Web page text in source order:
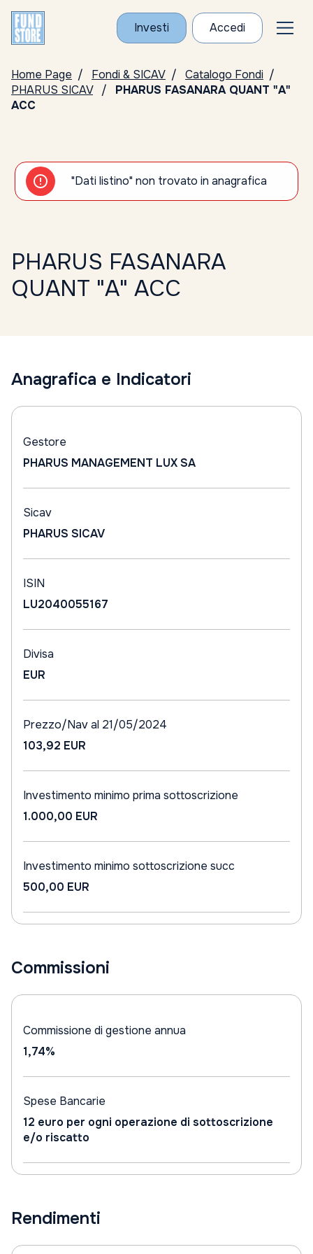
Investi Accedi
Home Page Fondi & SICAV
Catalogo Fondi
PHARUS SICAV
PHARUS FASANARA QUANT "A"
ACC
"Dati listino" non trovato in anagrafica
PHARUS FASANARA
QUANT "A" ACC
Anagrafica e Indicatori
Gestore
PHARUS MANAGEMENT LUX SA
Sicav
PHARUS SICAV
ISIN
LU2040055167
Divisa
EUR
Prezzo/Nav al 21/05/2024
103,92 EUR
Investimento minimo prima sottoscrizione
1.000,00 EUR
Investimento minimo sottoscrizione succ
500,00 EUR
Commissioni
Commissione di gestione annua
1,74%
Spese Bancarie
12 euro per ogni operazione di sottoscrizione
e/o riscatto
Rendimenti